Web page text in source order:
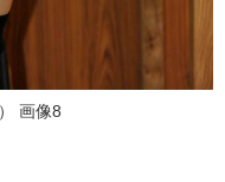
画像8